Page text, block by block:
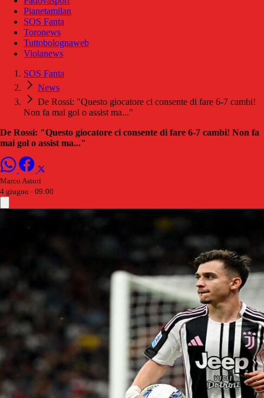
Pianetamilan
SOS Fanta
Toronews
Tuttobolognaweb
Violanews
SOS Fanta
News
De Rossi: "Questo giocatore ci consente di fare 6-7 cambi!
Non fa mai gol o assist ma..."
De Rossi: "Questo giocatore ci consente di fare 6-7 cambi! Non fa
mai gol o assist ma..."
Marco Astori
4 giugno - 09:00